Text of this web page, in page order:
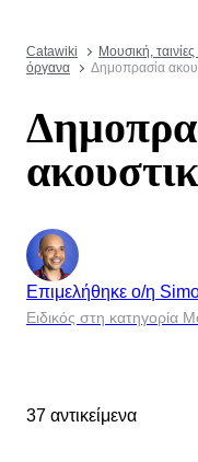
Catawiki Μουσική,
όργανα
Δημοπρασία
Επιμελήθηκε ο/η
Ειδικός στη κατηγορία
37 αντικείμενα